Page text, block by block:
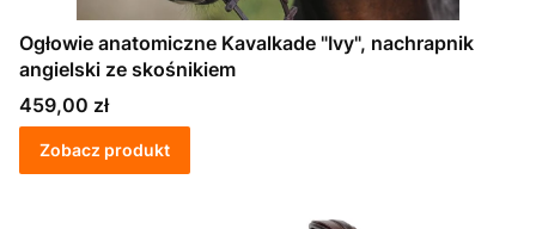
Ogłowie anatomiczne Kavalkade "Ivy", nachrapnik
angielski ze skośnikiem
Cena
459,00 zł
Zobacz produkt